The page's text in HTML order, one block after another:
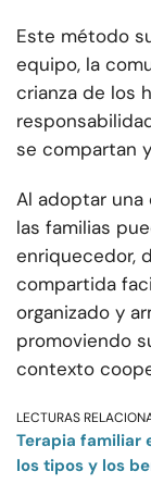
Este método
equipo, la
crianza de los
se compartan
Al adoptar
las familias
enriquecedor,
compartida
organizado y
promoviendo
contexto
LECTURAS
Terapia familiar
los tipos y los